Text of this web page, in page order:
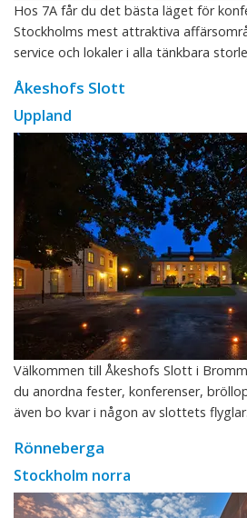
Hos 7A får du det bästa läget för
Stockholms mest attraktiva
service och lokaler i alla tänkbara
Åkeshofs Slott
Uppland
Välkommen till Åkeshofs Slott i
du anordna fester, konferenser,
även bo kvar i någon av slottets
Rönneberga
Stockholm norra